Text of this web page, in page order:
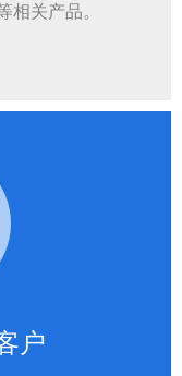
相关产品。
户